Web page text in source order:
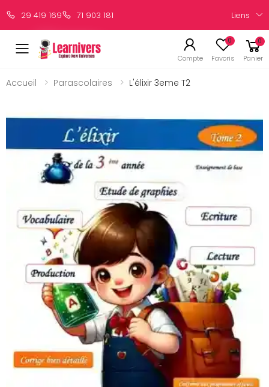
29 419 169 71 903 181 Liens
Compte
0
Favoris
0
Panier
Accueil Parascolaires L'élixir 3eme T2